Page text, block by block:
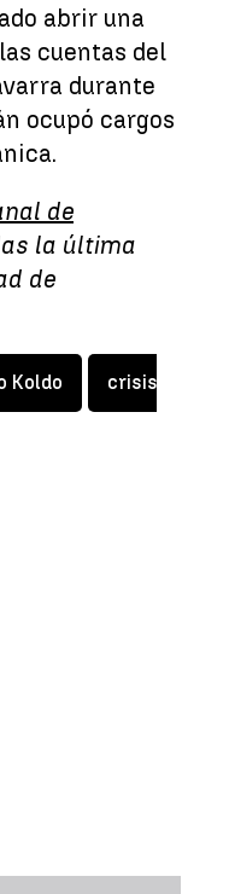
abrir una
cuentas del
durante
ocupó cargos
de
la última
de
Koldo crisis PSOE